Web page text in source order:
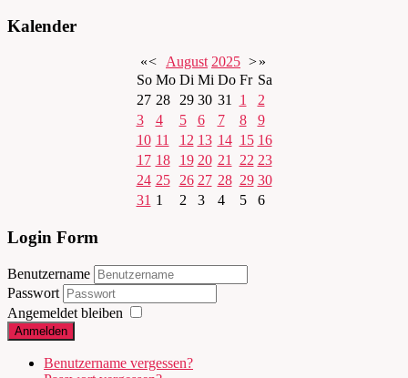
Kalender
«< August 2025 >»
So Mo Di Mi Do Fr Sa
27 28 29 30 31 1
2
3
4 5 6 7 8
9
10 11 12 13 14 15 16
17 18 19 20 21 22 23
24 25 26 27 28 29 30
31 1 2 3 4 5 6
Login Form
Benutzername
Passwort
Angemeldet bleiben
Anmelden
Benutzername vergessen?